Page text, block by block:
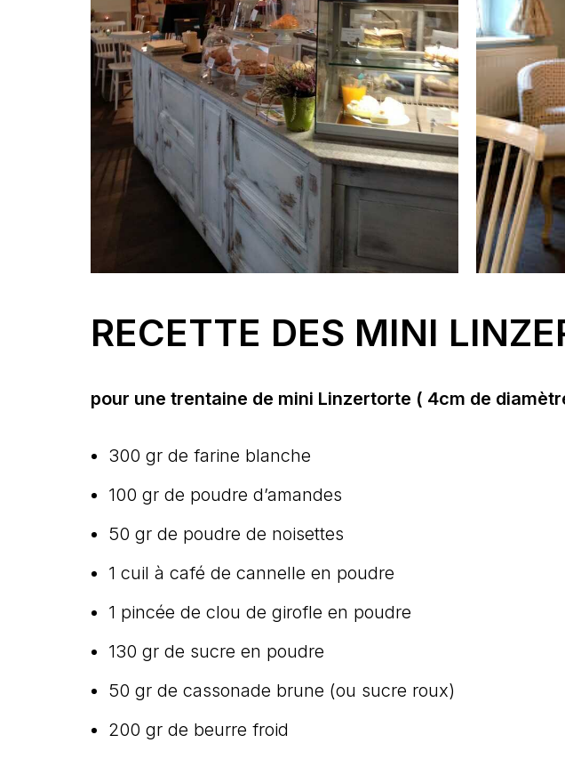
RECETTE DES MINI
pour une trentaine de mini Linzertorte ( 4cm de
300 gr de farine blanche
100 gr de poudre d’amandes
50 gr de poudre de noisettes
1 cuil à café de cannelle en poudre
1 pincée de clou de girofle en poudre
130 gr de sucre en poudre
50 gr de cassonade brune (ou sucre roux)
200 gr de beurre froid